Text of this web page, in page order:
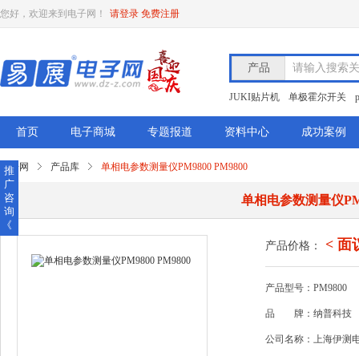
您好，欢迎来到电子网！ 请登录 免费注册
产品 请输入搜索
JUKI贴片机 单极霍尔开关
首页 电子商城 专题报道 资料中心 成功案例
电子网 产品库 单相电参数测量仪PM9800 PM9800
单相电参数测量仪
产品价格： < 面
产品型号：PM9800
品 牌：纳普科技
公司名称：上海伊测
推
广
咨
询
《